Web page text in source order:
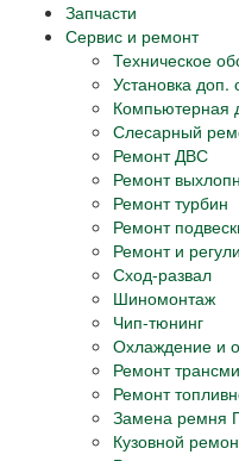
Запчасти
Сервис и ремонт
Техническое
Установка доп.
Компьютерная
Слесарный
Ремонт ДВС
Ремонт
Ремонт турбин
Ремонт
Ремонт и
Сход-развал
Шиномонтаж
Чип-тюнинг
Охлаждение и
Ремонт
Ремонт
Замена ремня
Кузовной